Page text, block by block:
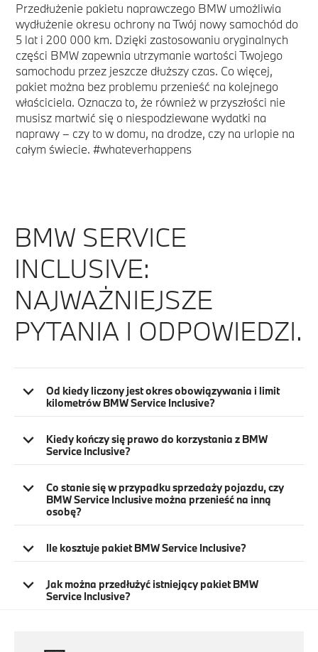
Przedłużenie pakietu naprawczego BMW umożliwia
wydłużenie okresu ochrony na Twój nowy samochód do
5 lat i 200 000 km. Dzięki zastosowaniu oryginalnych
części BMW zapewnia utrzymanie wartości Twojego
samochodu przez jeszcze dłuższy czas. Co więcej,
pakiet można bez problemu przenieść na kolejnego
właściciela. Oznacza to, że również w przyszłości nie
musisz martwić się o niespodziewane wydatki na
naprawy – czy to w domu, na drodze, czy na urlopie na
całym świecie. #whateverhappens
BMW SERVICE
INCLUSIVE:
NAJWAŻNIEJSZE
PYTANIA I ODPOWIEDZI.
Od kiedy liczony jest okres obowiązywania i limit
kilometrów BMW Service Inclusive?
Kiedy kończy się prawo do korzystania z BMW
Service Inclusive?
Co stanie się w przypadku sprzedaży pojazdu, czy
BMW Service Inclusive można przenieść na inną
osobę?
Ile kosztuje pakiet BMW Service Inclusive?
Jak można przedłużyć istniejący pakiet BMW
Service Inclusive?